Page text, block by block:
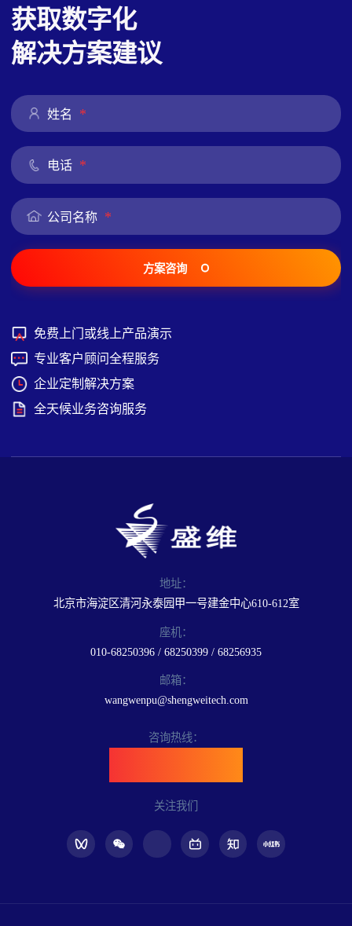
获取数字化
解决方案建议
姓名 *
电话 *
公司名称 *
方案咨询
免费上门或线上产品演示
专业客户顾问全程服务
企业定制解决方案
全天候业务咨询服务
地址：
北京市海淀区清河永泰园甲一号建金中心610-612室
座机：
010-68250396 / 68250399 / 68256935
邮箱：
wangwenpu@shengweitech.com
咨询热线：
关注我们